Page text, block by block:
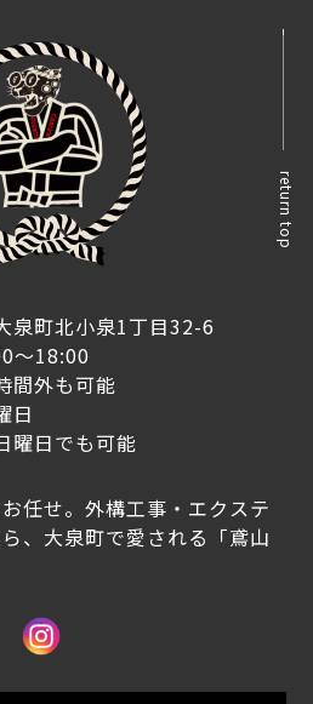
return top
泉町北小泉1丁目32-6
～18:00
間外も可能
曜日でも可能
任せ。外構工事・エクステ
、大泉町で愛される「鳶山